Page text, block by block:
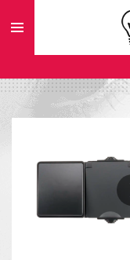
direct
hoofdinhoud